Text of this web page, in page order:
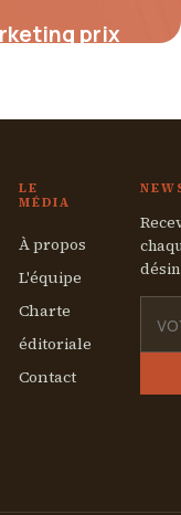
prix
LE
MÉDIA
À propos
L'équipe
Charte
éditoriale
Contact